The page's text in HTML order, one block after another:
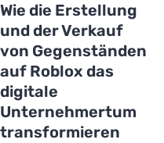
Wie die Erstellung
und der Verkauf
von Gegenständen
auf Roblox das
digitale
Unternehmertum
transformieren